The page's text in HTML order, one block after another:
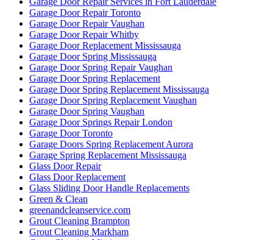
Garage Door Repair Toronto
Garage Door Repair Vaughan
Garage Door Repair Whitby
Garage Door Replacement Mississauga
Garage Door Spring Mississauga
Garage Door Spring Repair Vaughan
Garage Door Spring Replacement
Garage Door Spring Replacement Mississauga
Garage Door Spring Replacement Vaughan
Garage Door Spring Vaughan
Garage Door Springs Repair London
Garage Door Toronto
Garage Doors Spring Replacement Aurora
Garage Spring Replacement Mississauga
Glass Door Repair
Glass Door Replacement
Glass Sliding Door Handle Replacements
Green & Clean
greenandcleanservice.com
Grout Cleaning Brampton
Grout Cleaning Markham